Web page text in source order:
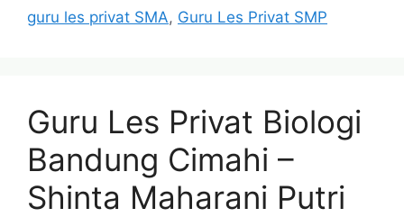
guru les privat SMA, Guru Les Privat SMP
Guru Les Privat Biologi
Bandung Cimahi –
Shinta Maharani Putri